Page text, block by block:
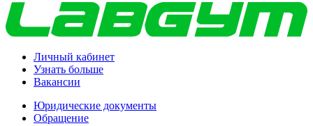
Личный кабинет
Узнать больше
Вакансии
Юридические документы
Обращение